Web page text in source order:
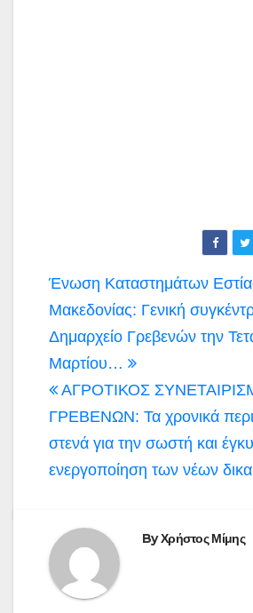
Πλοήγηση
άρθρων
Ένωση Καταστημάτων
Μακεδονίας: Γενική
Δημαρχείο Γρεβενών την
Μαρτίου…
ΑΓΡΟΤΙΚΟΣ
ΓΡΕΒΕΝΩΝ: Τα χρονικά
στενά για την σωστή και
ενεργοποίηση των νέων
ByΧρήστος Μίμης